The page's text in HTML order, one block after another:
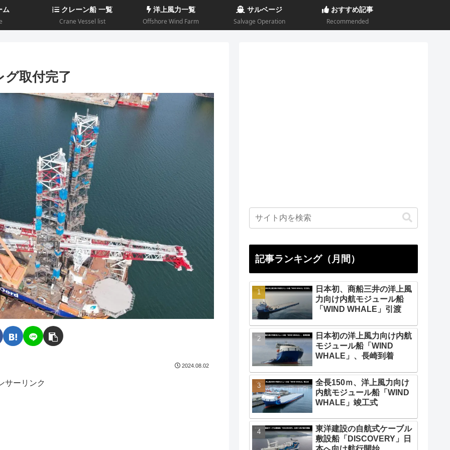
ム クレーン船 一覧
Crane Vessel list
洋上風力一覧
Offshore Wind Farm
サルベージ
Salvage Operation
おすすめ記事
Recommended
取付完了
2024.08.02
サーリンク
記事ランキング（月間）
日本初、商船三井の洋上風
力向け内航モジュール船
「WIND WHALE」引渡
日本初の洋上風力向け内航
モジュール船「WIND
WHALE」、長崎到着
全長150ｍ、洋上風力向け
内航モジュール船「WIND
WHALE」竣工式
東洋建設の自航式ケーブル
敷設船「DISCOVERY」日